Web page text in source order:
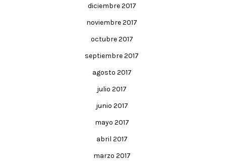
diciembre 2017
noviembre 2017
octubre 2017
septiembre 2017
agosto 2017
julio 2017
junio 2017
mayo 2017
abril 2017
marzo 2017